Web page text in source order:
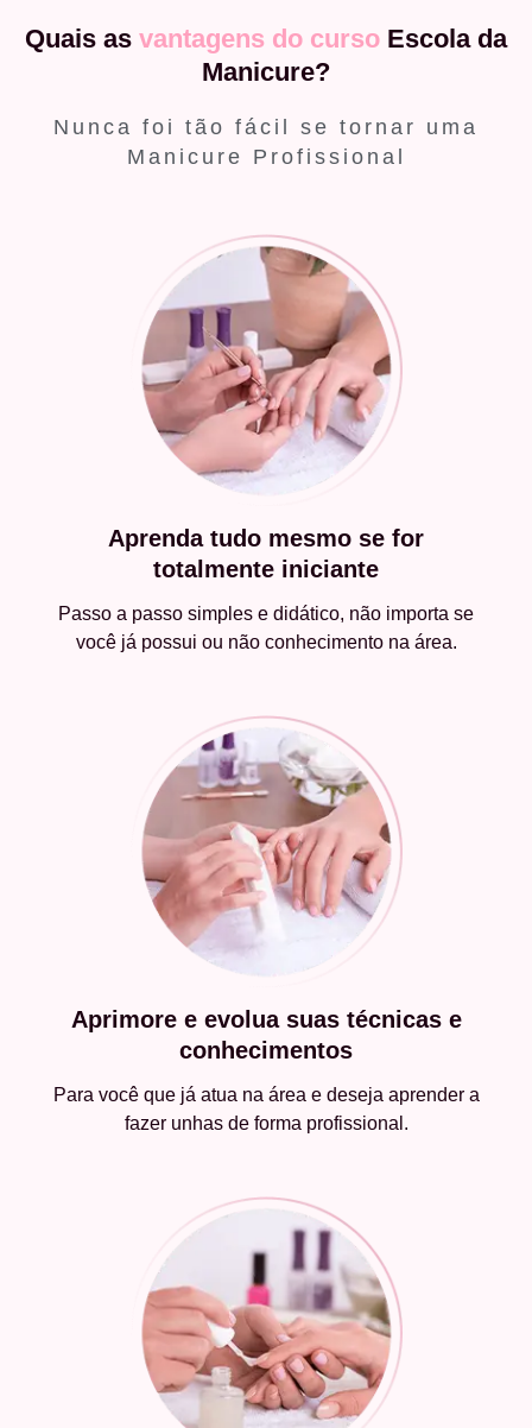
Quais as vantagens do curso Escola da
Manicure?
Nunca foi tão fácil se tornar uma
Manicure Profissional
Aprenda tudo mesmo se for
totalmente iniciante
Passo a passo simples e didático, não importa se
você já possui ou não conhecimento na área.
Aprimore e evolua suas técnicas e
conhecimentos
Para você que já atua na área e deseja aprender a
fazer unhas de forma profissional.